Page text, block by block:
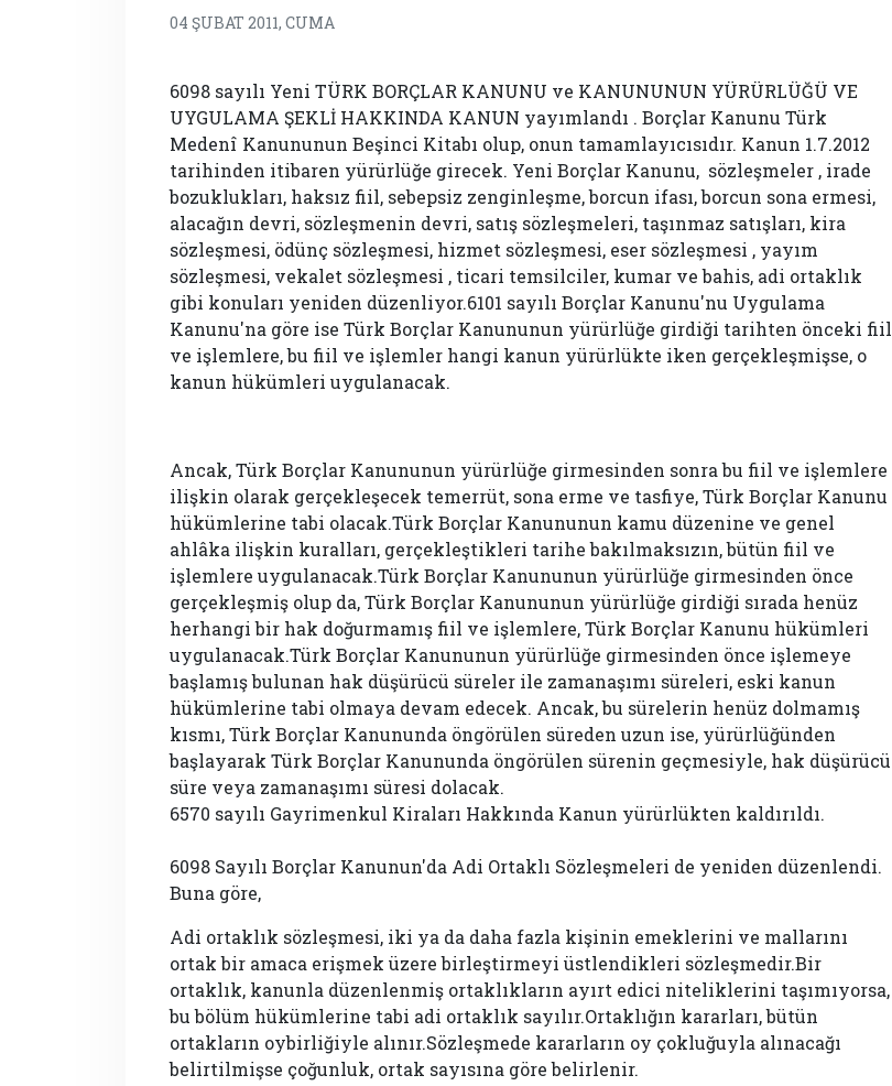
04 ŞUBAT 2011, CUMA
6098 sayılı Yeni TÜRK BORÇLAR KANUNU ve KANUNUNUN YÜRÜRLÜĞÜ VE
UYGULAMA ŞEKLİ HAKKINDA KANUN yayımlandı . Borçlar Kanunu Türk
Medenî Kanununun Beşinci Kitabı olup, onun tamamlayıcısıdır. Kanun 1.7.2012
tarihinden itibaren yürürlüğe girecek. Yeni Borçlar Kanunu, sözleşmeler , irade
bozuklukları, haksız fiil, sebepsiz zenginleşme, borcun ifası, borcun sona ermesi,
alacağın devri, sözleşmenin devri, satış sözleşmeleri, taşınmaz satışları, kira
sözleşmesi, ödünç sözleşmesi, hizmet sözleşmesi, eser sözleşmesi , yayım
sözleşmesi, vekalet sözleşmesi , ticari temsilciler, kumar ve bahis, adi ortaklık
gibi konuları yeniden düzenliyor.6101 sayılı Borçlar Kanunu'nu Uygulama
Kanunu'na göre ise Türk Borçlar Kanununun yürürlüğe girdiği tarihten önceki fiil
ve işlemlere, bu fiil ve işlemler hangi kanun yürürlükte iken gerçekleşmişse, o
kanun hükümleri uygulanacak.
Ancak, Türk Borçlar Kanununun yürürlüğe girmesinden sonra bu fiil ve işlemlere
ilişkin olarak gerçekleşecek temerrüt, sona erme ve tasfiye, Türk Borçlar Kanunu
hükümlerine tabi olacak.Türk Borçlar Kanununun kamu düzenine ve genel
ahlâka ilişkin kuralları, gerçekleştikleri tarihe bakılmaksızın, bütün fiil ve
işlemlere uygulanacak.Türk Borçlar Kanununun yürürlüğe girmesinden önce
gerçekleşmiş olup da, Türk Borçlar Kanununun yürürlüğe girdiği sırada henüz
herhangi bir hak doğurmamış fiil ve işlemlere, Türk Borçlar Kanunu hükümleri
uygulanacak.Türk Borçlar Kanununun yürürlüğe girmesinden önce işlemeye
başlamış bulunan hak düşürücü süreler ile zamanaşımı süreleri, eski kanun
hükümlerine tabi olmaya devam edecek. Ancak, bu sürelerin henüz dolmamış
kısmı, Türk Borçlar Kanununda öngörülen süreden uzun ise, yürürlüğünden
başlayarak Türk Borçlar Kanununda öngörülen sürenin geçmesiyle, hak düşürücü
süre veya zamanaşımı süresi dolacak.
6570 sayılı Gayrimenkul Kiraları Hakkında Kanun yürürlükten kaldırıldı.
6098 Sayılı Borçlar Kanunun'da Adi Ortaklı Sözleşmeleri de yeniden düzenlendi.
Buna göre,
Adi ortaklık sözleşmesi, iki ya da daha fazla kişinin emeklerini ve mallarını
ortak bir amaca erişmek üzere birleştirmeyi üstlendikleri sözleşmedir.Bir
ortaklık, kanunla düzenlenmiş ortaklıkların ayırt edici niteliklerini taşımıyorsa,
bu bölüm hükümlerine tabi adi ortaklık sayılır.Ortaklığın kararları, bütün
ortakların oybirliğiyle alınır.Sözleşmede kararların oy çokluğuyla alınacağı
belirtilmişse çoğunluk, ortak sayısına göre belirlenir.